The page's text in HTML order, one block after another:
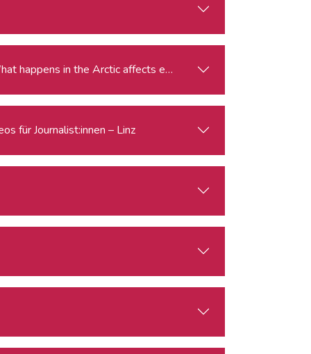
for the Arctic: Climate Change, Economy, Security What happens in the Arctic affects everyone.
für Journalist:innen – Linz